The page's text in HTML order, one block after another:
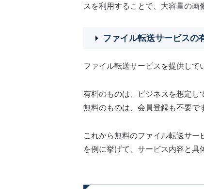
スを利用することで、大容量の画
ファイル転送サービスの
ファイル転送サービスを提供して
有料のものは、ビジネスを想定し
無料のものは、会員登録も不要で
これから無料のファイル転送サー
を例に挙げて、サービス内容と具